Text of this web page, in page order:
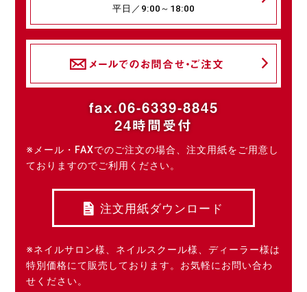
平日／9:00～18:00
メールでのお問合せ・ご注文
fax.06-6339-8845
24時間受付
※メール・FAXでのご注文の場合、注文用紙をご用意し
ておりますのでご利用ください。
注文用紙ダウンロード
※ネイルサロン様、ネイルスクール様、ディーラー様は
特別価格にて販売しております。お気軽にお問い合わ
せください。